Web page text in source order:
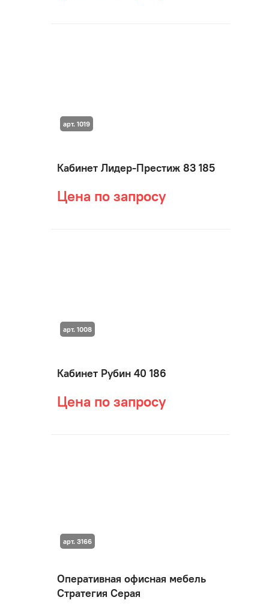
Кабинет Лидер-Престиж 83 185
Цена по запросу
арт. 1019
Кабинет Рубин 40 186
Цена по запросу
арт. 1008
Оперативная офисная мебель
Стратегия Серая
арт. 3166